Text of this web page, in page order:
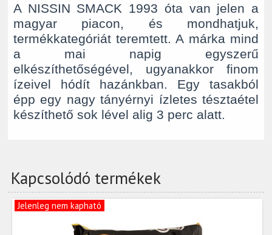
A NISSIN SMACK 1993 óta van jelen a
magyar piacon, és mondhatjuk,
termékkategóriát teremtett. A márka mind
a mai napig egyszerű
elkészíthetőségével, ugyanakkor finom
ízeivel hódít hazánkban. Egy tasakból
épp egy nagy tányérnyi ízletes tésztaétel
készíthető sok lével alig 3 perc alatt.
Kapcsolódó termékek
Jelenleg nem kapható